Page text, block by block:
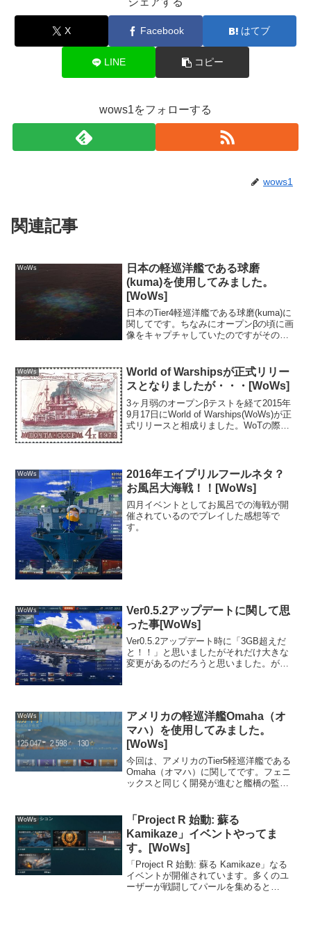
X Facebook はてブ
LINE コピー
wows1をフォローする
wows1
関連記事
WoWs
日本の軽巡洋艦である球磨
(kuma)を使用してみました。
[WoWs]
日本のTier4軽巡洋艦である球磨(kuma)に
関してです。ちなみにオープンβの頃に画
像をキャプチャしていたのですがそのま
機が搭載されます。しかもなんと戦闘機
です。巡洋...
WoWs
World of Warshipsが正式リリー
スとなりましたが・・・[WoWs]
3ヶ月弱のオープンβテストを経て2015年
9月17日にWorld of Warships(WoWs)が正
式リリースと相成りました。WoTの際
WoWs
2016年エイプリルフールネタ？
お風呂大海戦！！[WoWs]
四月イベントとしてお風呂での海戦が開
催されているのでプレイした感想等で
す。
WoWs
Ver0.5.2アップデートに関して思
った事[WoWs]
Ver0.5.2アップデート時に「3GB超えだ
と！！」と思いましたがそれだけ大きな
変更があるのだろうと思いました。が、
WoWs
アメリカの軽巡洋艦Omaha（オ
マハ）を使用してみました。
[WoWs]
今回は、アメリカのTier5軽巡洋艦である
Omaha（オマハ）に関してです。フェニ
ックスと同じく開発が進むと艦橋の監視
スケ用なのかと思うくらい広々していま
す。前後に１基...
WoWs
「Project R 始動: 蘇る
Kamikaze」イベントやってま
す。[WoWs]
「Project R 始動: 蘇る Kamikaze」なる
イベントが開催されています。多くのユ
ーザーが戦闘してパールを集めると